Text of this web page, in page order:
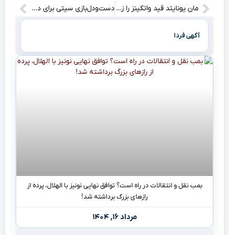
مان یونایتد قید واتکینز را زد، ریسک روی هویلوند و زیرکزی: اشتباهات بزرگ دوباره تکرار می‌شوند؟ دست‌ودل‌بازی سیتی برای دستمزد گرلیش!/ اورتون منتظر چراغ سبز
آگهی فردا
بمب نقل و انتقالات در راه است؟ توافق نهایی نونیز با الهلال، پرده از
رازهای بزرگ برداشته شد!
مرداد ۱۶, ۱۴۰۴